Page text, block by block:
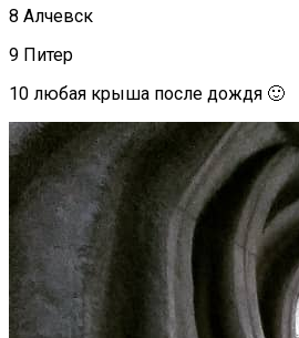
8 Алчевск
9 Питер
10 любая крыша после дождя 🙂